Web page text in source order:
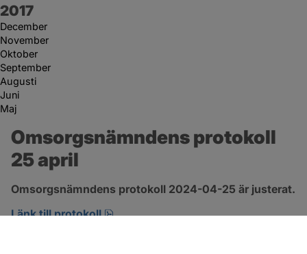
År:
2017
December
November
Oktober
September
Augusti
Juni
Maj
Omsorgsnämndens protokoll
25 april
Omsorgsnämndens protokoll 2024-04-25 är justerat.
Länk till protokoll
pdf, 222.9 kB, öppnas i nytt fönster.